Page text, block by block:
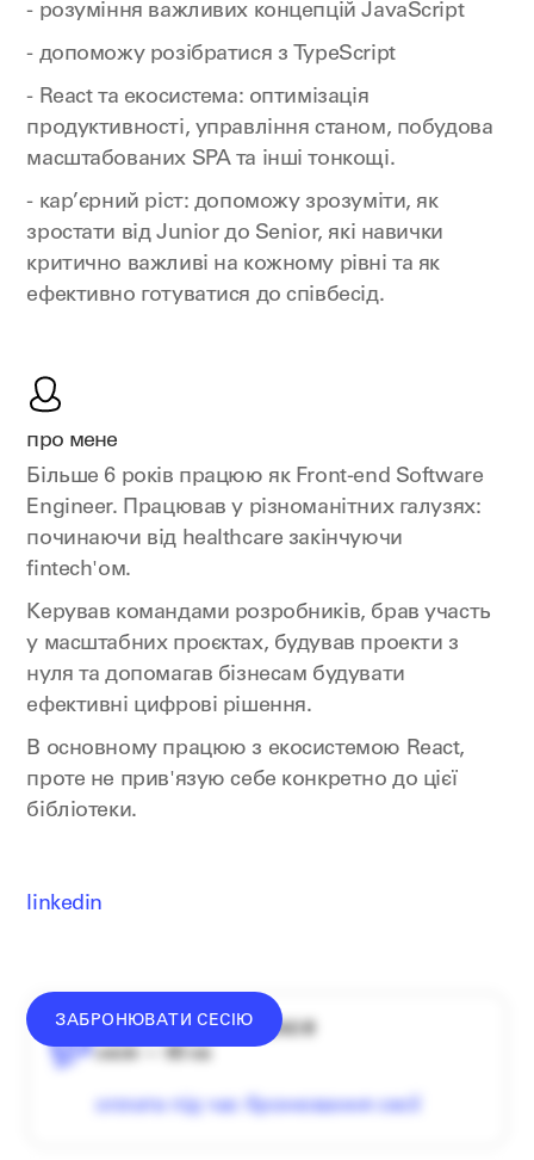
- розуміння важливих концепцій JavaScript
- допоможу розібратися з TypeScript
- React та екосистема: оптимізація
продуктивності, управління станом, побудова
масштабованих SPA та інші тонкощі.
- кар’єрний ріст: допоможу зрозуміти, як
зростати від Junior до Senior, які навички
критично важливі на кожному рівні та як
ефективно готуватися до співбесід.
про мене
Більше 6 років працюю як Front-end Software
Engineer. Працював у різноманітних галузях:
починаючи від healthcare закінчуючи
fintech'ом.
Керував командами розробників, брав участь
у масштабних проєктах, будував проекти з
нуля та допомагав бізнесам будувати
ефективні цифрові рішення.
В основному працюю з екосистемою React,
проте не прив'язую себе конкретно до цієї
бібліотеки.
linkedin
ЗАБРОНЮВАТИ СЕСІЮ
середній донат — 1340 ₴
сесія — 60 хв
оплата під час бронювання сесії